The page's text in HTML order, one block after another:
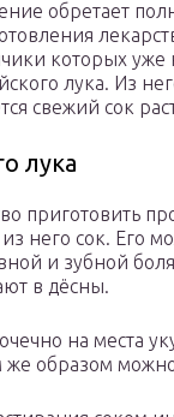
обретает
которых уже
лука. Из
свежий сок
лука
приготовить
него сок. Его
и зубной
в дёсны.
на места
же образом